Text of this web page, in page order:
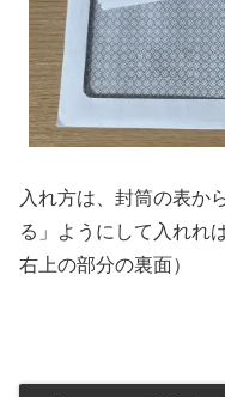
入れ方は、封筒の表か
る」ようにして入れれ
右上の部分の裏面）